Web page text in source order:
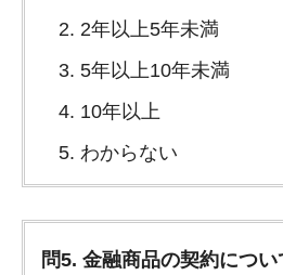
2年以上5年未満
5年以上10年未満
10年以上
わからない
問5. 金融商品の契約につ